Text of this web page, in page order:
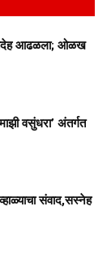
आढळला; ओळख
वसुंधरा’ अंतर्गत
संवाद,सस्नेह